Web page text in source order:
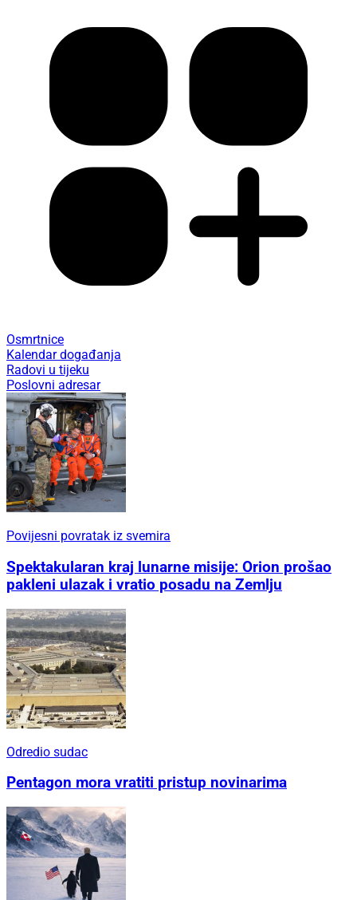
Osmrtnice
Kalendar događanja
Radovi u tijeku
Poslovni adresar
Povijesni povratak iz svemira
Spektakularan kraj lunarne misije: Orion prošao
pakleni ulazak i vratio posadu na Zemlju
Odredio sudac
Pentagon mora vratiti pristup novinarima